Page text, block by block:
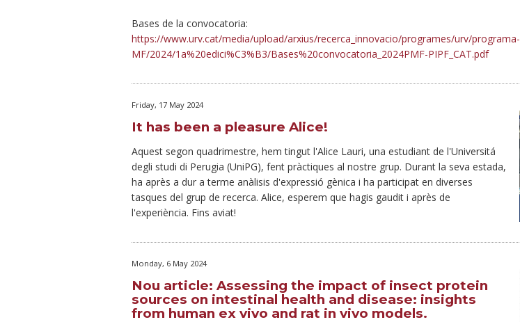
Bases de la convocatoria:
https://www.urv.cat/media/upload/arxius/recerca_innovacio/programes/urv/programa-
MF/2024/1a%20edici%C3%B3/Bases%20convocatoria_2024PMF-PIPF_CAT.pdf
Friday, 17 May 2024
It has been a pleasure Alice!
Aquest segon quadrimestre, hem tingut l'Alice Lauri, una estudiant de l'Universitá
degli studi di Perugia (UniPG), fent pràctiques al nostre grup. Durant la seva estada,
ha après a dur a terme anàlisis d'expressió gènica i ha participat en diverses
tasques del grup de recerca. Alice, esperem que hagis gaudit i après de
l'experiència. Fins aviat!
Monday, 6 May 2024
Nou article: Assessing the impact of insect protein
sources on intestinal health and disease: insights
from human ex vivo and rat in vivo models.